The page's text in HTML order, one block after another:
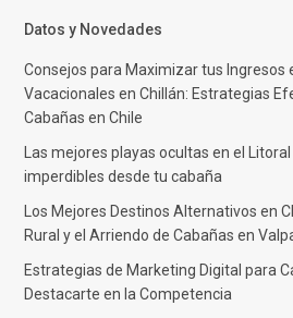
Datos y Novedades
Consejos para Maximizar tus Ingresos
Vacacionales en Chillán: Estrategias
Cabañas en Chile
Las mejores playas ocultas en el
imperdibles desde tu cabaña
Los Mejores Destinos Alternativos en
Rural y el Arriendo de Cabañas en
Estrategias de Marketing Digital para
Destacarte en la Competencia